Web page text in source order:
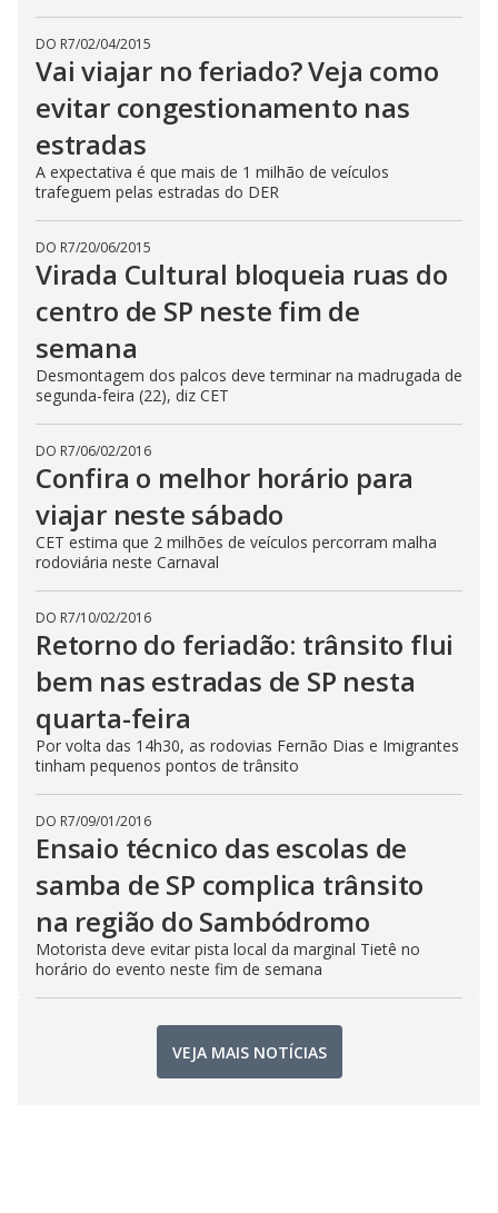
DO R7/02/04/2015
Vai viajar no feriado? Veja como
evitar congestionamento nas
estradas
A expectativa é que mais de 1 milhão de veículos
trafeguem pelas estradas do DER
DO R7/20/06/2015
Virada Cultural bloqueia ruas do
centro de SP neste fim de
semana
Desmontagem dos palcos deve terminar na madrugada de
segunda-feira (22), diz CET
DO R7/06/02/2016
Confira o melhor horário para
viajar neste sábado
CET estima que 2 milhões de veículos percorram malha
rodoviária neste Carnaval
DO R7/10/02/2016
Retorno do feriadão: trânsito flui
bem nas estradas de SP nesta
quarta-feira
Por volta das 14h30, as rodovias Fernão Dias e Imigrantes
tinham pequenos pontos de trânsito
DO R7/09/01/2016
Ensaio técnico das escolas de
samba de SP complica trânsito
na região do Sambódromo
Motorista deve evitar pista local da marginal Tietê no
horário do evento neste fim de semana
VEJA MAIS NOTÍCIAS